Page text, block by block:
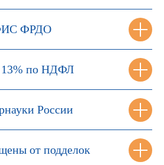
ФРДО
13% по НДФЛ
России
от подделок